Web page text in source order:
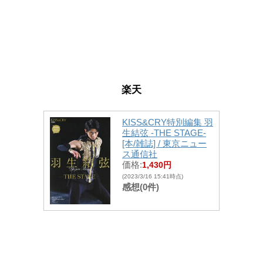
楽天
KISS&CRY特別編集 羽
生結弦 -THE STAGE-
[本/雑誌] / 東京ニュー
ス通信社
価格:1,430円
(2023/3/16 15:41時点)
感想(0件)